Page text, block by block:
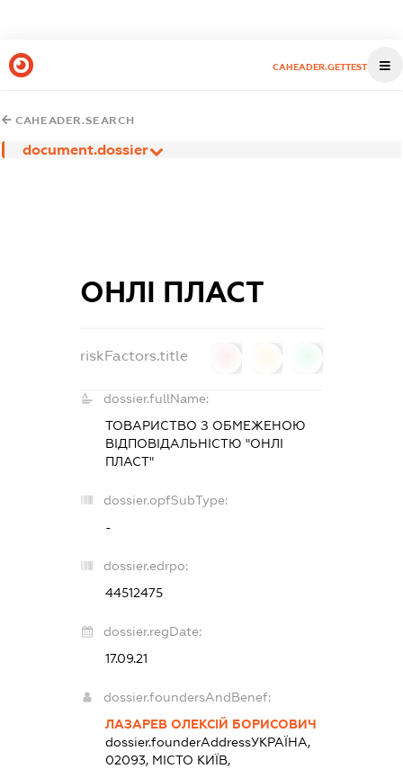
CAHEADER.GETTEST
CAHEADER.SEARCH
document.dossier
ОНЛІ ПЛАСТ
riskFactors.title
dossier.fullName:
ТОВАРИСТВО З ОБМЕЖЕНОЮ
ВІДПОВІДАЛЬНІСТЮ "ОНЛІ
ПЛАСТ"
dossier.opfSubType:
-
dossier.edrpo:
44512475
dossier.regDate:
17.09.21
dossier.foundersAndBenef:
ЛАЗАРЕВ ОЛЕКСІЙ БОРИСОВИЧ
dossier.founderAddressУКРАЇНА,
02093, МІСТО КИЇВ,